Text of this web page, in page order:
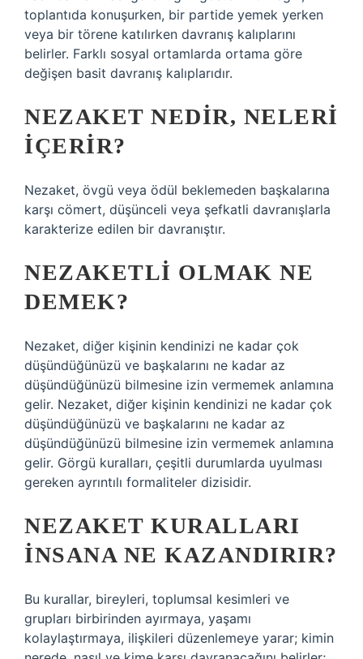
toplantıda konuşurken, bir partide yemek yerken
veya bir törene katılırken davranış kalıplarını
belirler. Farklı sosyal ortamlarda ortama göre
değişen basit davranış kalıplarıdır.
NEZAKET NEDIR, NELERI
IÇERIR?
Nezaket, övgü veya ödül beklemeden başkalarına
karşı cömert, düşünceli veya şefkatli davranışlarla
karakterize edilen bir davranıştır.
NEZAKETLI OLMAK NE
DEMEK?
Nezaket, diğer kişinin kendinizi ne kadar çok
düşündüğünüzü ve başkalarını ne kadar az
düşündüğünüzü bilmesine izin vermemek anlamına
gelir. Nezaket, diğer kişinin kendinizi ne kadar çok
düşündüğünüzü ve başkalarını ne kadar az
düşündüğünüzü bilmesine izin vermemek anlamına
gelir. Görgü kuralları, çeşitli durumlarda uyulması
gereken ayrıntılı formaliteler dizisidir.
NEZAKET KURALLARI
INSANA NE KAZANDIRIR?
Bu kurallar, bireyleri, toplumsal kesimleri ve
grupları birbirinden ayırmaya, yaşamı
kolaylaştırmaya, ilişkileri düzenlemeye yarar; kimin